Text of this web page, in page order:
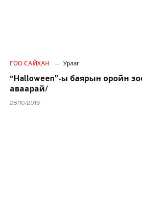
ГОО САЙХАН Урлаг
“Halloween”-ы баярын оройн
аваарай/
28/10/2016